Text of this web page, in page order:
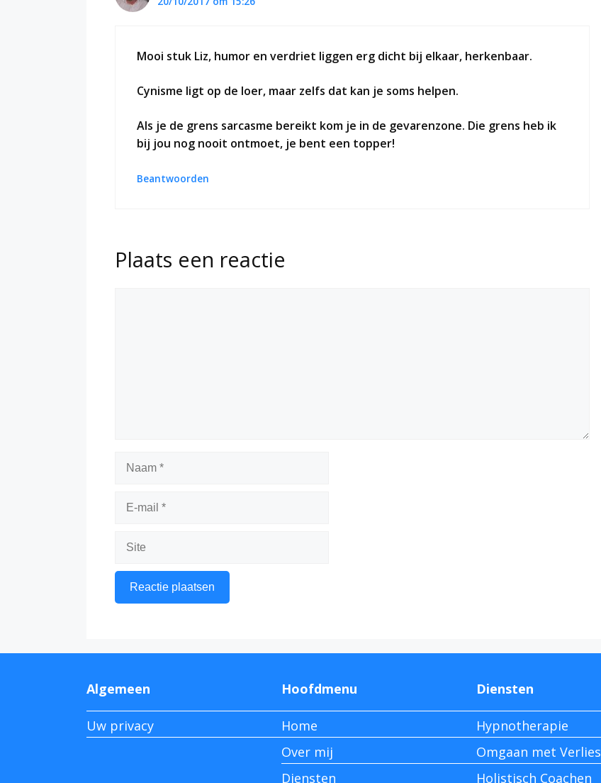
Mooi stuk Liz, humor en verdriet liggen erg dicht bij elkaar, herkenbaar.
Cynisme ligt op de loer, maar zelfs dat kan je soms helpen.
Als je de grens sarcasme bereikt kom je in de gevarenzone. Die grens heb ik
bij jou nog nooit ontmoet, je bent een topper!
Beantwoorden
Plaats een reactie
Naam
Site
Algemeen
Uw privacy
Hoofdmenu
Home
Over mij
Diensten
Diensten
Hypnotherapie
Omgaan met Verlies
Holistisch Coachen